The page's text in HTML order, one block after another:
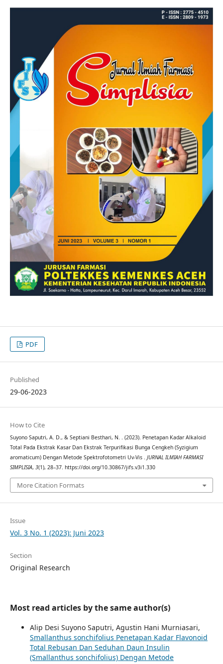
PDF
Published
29-06-2023
How to Cite
Suyono Saputri, A. D., & Septiani Besthari, N. . (2023). Penetapan Kadar Alkaloid
Total Pada Ekstrak Kasar Dan Ekstrak Terpurifikasi Bunga Cengkeh (Syzigium
aromaticum) Dengan Metode Spektrofotometri Uv-Vis . JURNAL ILMIAH FARMASI
SIMPLISIA, 3(1), 28–37. https://doi.org/10.30867/jifs.v3i1.330
More Citation Formats
Issue
Vol. 3 No. 1 (2023): Juni 2023
Section
Original Research
Most read articles by the same author(s)
Alip Desi Suyono Saputri, Agustin Hani Murniasari,
Smallanthus sonchifolius Penetapan Kadar Flavonoid
Total Rebusan Dan Seduhan Daun Insulin
(Smallanthus sonchifolius) Dengan Metode